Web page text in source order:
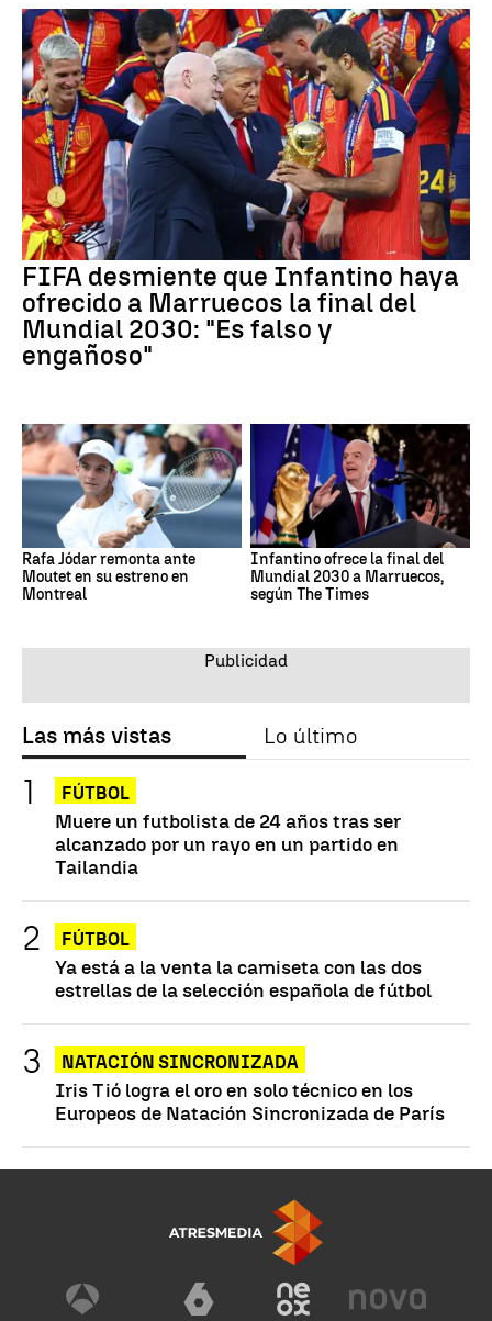
FIFA desmiente que Infantino haya
ofrecido a Marruecos la final del
Mundial 2030: "Es falso y
engañoso"
Rafa Jódar remonta ante
Moutet en su estreno en
Montreal
Infantino ofrece la final del
Mundial 2030 a Marruecos,
según The Times
Las más vistas Lo último
FÚTBOL
Muere un futbolista de 24 años tras ser
alcanzado por un rayo en un partido en
Tailandia
FÚTBOL
Ya está a la venta la camiseta con las dos
estrellas de la selección española de fútbol
NATACIÓN SINCRONIZADA
Iris Tió logra el oro en solo técnico en los
Europeos de Natación Sincronizada de París